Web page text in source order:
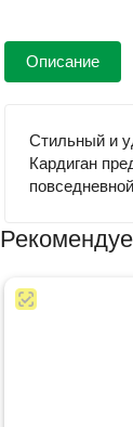
Описание
Стильный и
Кардиган